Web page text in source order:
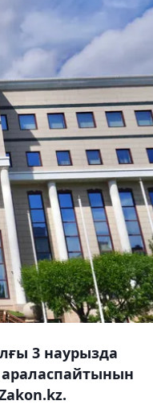
3 наурызда
араласпайтынын